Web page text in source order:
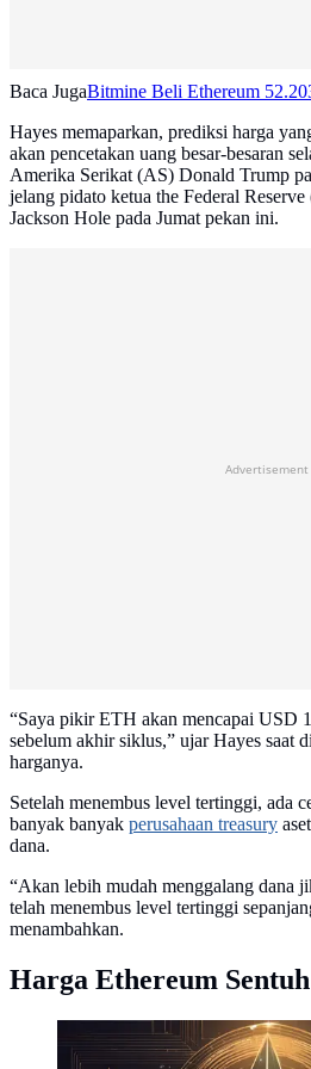
Baca JugaBitmine Beli Ethereum
Hayes memaparkan, prediksi harga
akan pencetakan uang besar-besaran
Amerika Serikat (AS) Donald Trump
jelang pidato ketua the Federal
Jackson Hole pada Jumat pekan ini.
Advertisement
“Saya pikir ETH akan mencapai USD
sebelum akhir siklus,” ujar Hayes saat
harganya.
Setelah menembus level tertinggi, ada
banyak banyak perusahaan treasury
dana.
“Akan lebih mudah menggalang dana
telah menembus level tertinggi
menambahkan.
Harga Ethereum
Ilustrasi aset kripto Ethereum.